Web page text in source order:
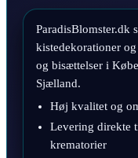
ParadisBlomster.dk
kistedekorationer
og bisættelser i
Sjælland.
Høj kvalitet og
Levering direkte
krematorier